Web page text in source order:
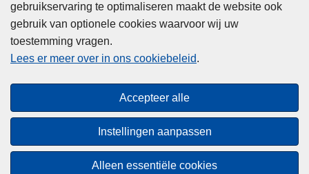
gebruikservaring te optimaliseren maakt de website ook
gebruik van optionele cookies waarvoor wij uw
toestemming vragen.
Lees er meer over in ons cookiebeleid.
Accepteer alle
Instellingen aanpassen
Alleen essentiële cookies
Privacy
Cookies
Toegankelijkheid
© 2026 Politie.be